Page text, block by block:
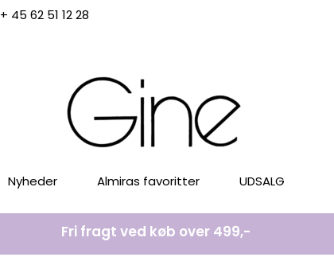
+ 45 62 51 12 28
Nyheder Almiras favoritter UDSALG
Fri fragt ved køb over 499,-